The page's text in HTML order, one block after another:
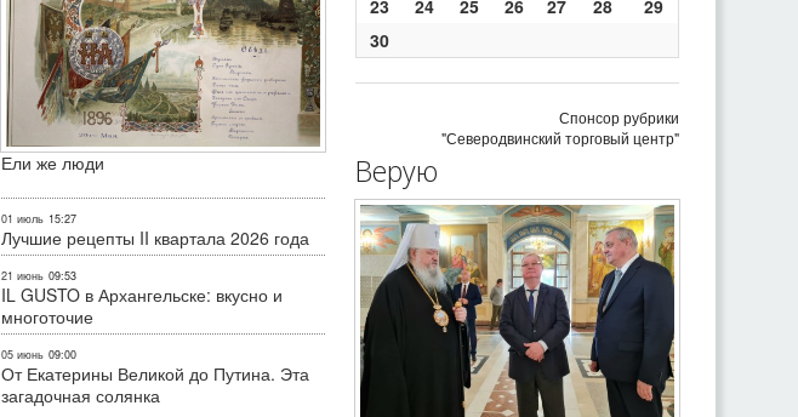
Ели же люди
01 июль 15:27
Лучшие рецепты II квартала 2026 года
21 июнь 09:53
IL GUSTO в Архангельске: вкусно и
многоточие
05 июнь 09:00
От Екатерины Великой до Путина. Эта
загадочная солянка
23
24 25 26 27 28
29
30
Спонсор рубрики
"Северодвинский торговый центр"
Верую